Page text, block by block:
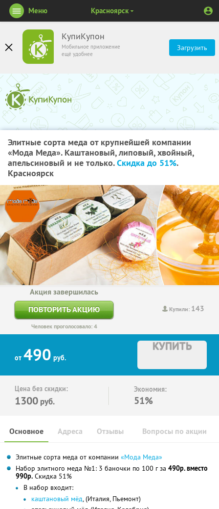
КупиКупон
Мобильное приложение
ещё удобнее
Загрузить
Меню Красноярск
Элитные сорта меда от крупнейшей компании
«Мода Меда». Каштановый, липовый, хвойный,
апельсиновый и не только.Скидка до 51%.
Красноярск
Купили: 143
Акция завершилась
ПОВТОРИТЬ АКЦИЮ
Человек проголосовало: 4
от 490 руб.
КУПИТЬ
Цена без скидки:
1300 руб.
Экономия:
51%
Основное Отзывы Вопросы по акции
Адреса
Элитные сорта меда от компании «Мода Меда»
Набор элитного меда №1: 3 баночки по 100 г за 490р. вместо
990р. Скидка 51%
В набор входит:
каштановый мёд, (Италия, Пьемонт)